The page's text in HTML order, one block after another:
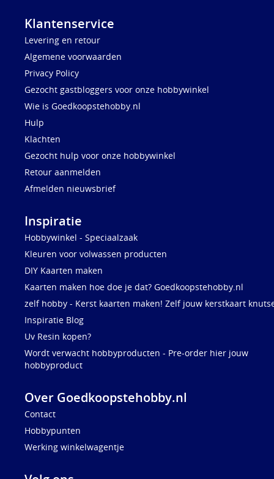
Klantenservice
Levering en retour
Algemene voorwaarden
Privacy Policy
Gezocht gastbloggers voor onze hobbywinkel
Wie is Goedkoopstehobby.nl
Hulp
Klachten
Gezocht hulp voor onze hobbywinkel
Retour aanmelden
Afmelden nieuwsbrief
Inspiratie
Hobbywinkel - Speciaalzaak
Kleuren voor volwassen producten
DIY Kaarten maken
Kaarten maken hoe doe je dat? Goedkoopstehobby.nl
zelf hobby - Kerst kaarten maken! Zelf jouw kerstkaart
Inspiratie Blog
Uv Resin kopen?
Wordt verwacht hobbyproducten - Pre-order hier jouw
hobbyproduct
Over Goedkoopstehobby.nl
Contact
Hobbypunten
Werking winkelwagentje